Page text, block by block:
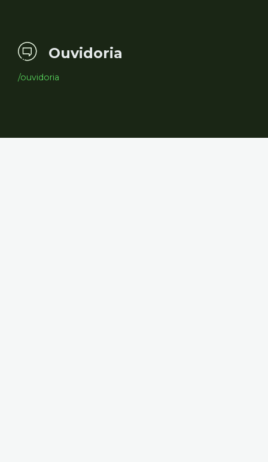
Ouvidoria
/ouvidoria